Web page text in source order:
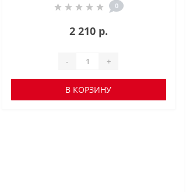
0
2 210 р.
- +
В КОРЗИНУ